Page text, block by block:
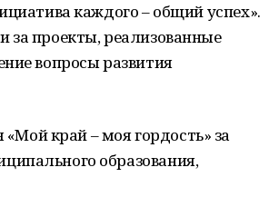
каждого – общий успех».
за проекты, реализованные
вопросы развития
край – моя гордость» за
образования,